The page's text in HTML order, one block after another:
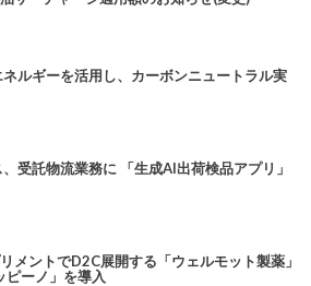
ルギーを活用し、カーボンニュートラル実
受託物流業務に 「生成AI出荷検品アプリ」
メントでD2C展開する「ウェルモット製薬」
ピーノ」を導入